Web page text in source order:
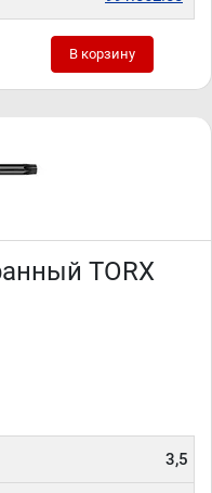
В корзину
TORX
3,5